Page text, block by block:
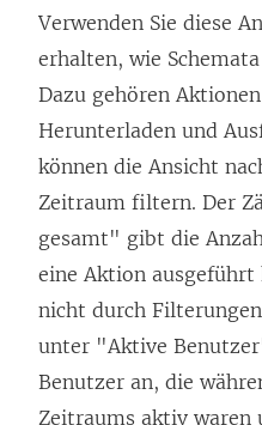
r
g
e
ö
f
f
n
e
t
)
Verwenden Sie diese
erhalten, wie
Dazu gehören
Herunterladen und
können die Ansicht
Zeitraum filtern. Der
gesamt" gibt die
eine Aktion ausgeführt
nicht durch
unter "Aktive
Benutzer an, die
Zeitraums aktiv waren